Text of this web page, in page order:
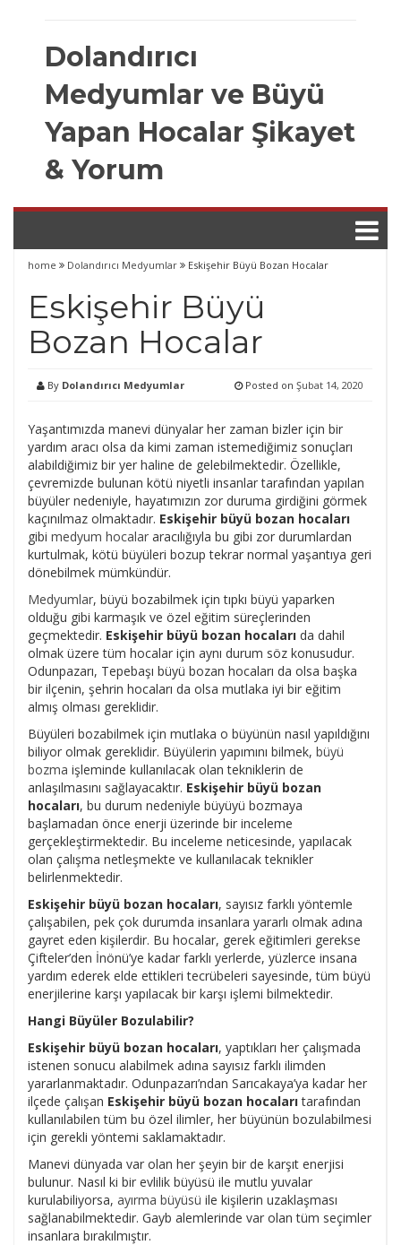
Dolandırıcı
Medyumlar ve Büyü
Yapan Hocalar Şikayet
& Yorum
home Dolandırıcı Medyumlar Eskişehir Büyü Bozan Hocalar
Eskişehir Büyü
Bozan Hocalar
By Dolandırıcı Medyumlar Posted on Şubat 14, 2020
Yaşantımızda manevi dünyalar her zaman bizler için bir
yardım aracı olsa da kimi zaman istemediğimiz sonuçları
alabildiğimiz bir yer haline de gelebilmektedir. Özellikle,
çevremizde bulunan kötü niyetli insanlar tarafından yapılan
büyüler nedeniyle, hayatımızın zor duruma girdiğini görmek
kaçınılmaz olmaktadır. Eskişehir büyü bozan hocaları
gibi medyum hocalar aracılığıyla bu gibi zor durumlardan
kurtulmak, kötü büyüleri bozup tekrar normal yaşantıya geri
dönebilmek mümkündür.
Medyumlar, büyü bozabilmek için tıpkı büyü yaparken
olduğu gibi karmaşık ve özel eğitim süreçlerinden
geçmektedir. Eskişehir büyü bozan hocaları da dahil
olmak üzere tüm hocalar için aynı durum söz konusudur.
Odunpazarı, Tepebaşı büyü bozan hocaları da olsa başka
bir ilçenin, şehrin hocaları da olsa mutlaka iyi bir eğitim
almış olması gereklidir.
Büyüleri bozabilmek için mutlaka o büyünün nasıl yapıldığını
biliyor olmak gereklidir. Büyülerin yapımını bilmek, büyü
bozma işleminde kullanılacak olan tekniklerin de
anlaşılmasını sağlayacaktır. Eskişehir büyü bozan
hocaları, bu durum nedeniyle büyüyü bozmaya
başlamadan önce enerji üzerinde bir inceleme
gerçekleştirmektedir. Bu inceleme neticesinde, yapılacak
olan çalışma netleşmekte ve kullanılacak teknikler
belirlenmektedir.
Eskişehir büyü bozan hocaları, sayısız farklı yöntemle
çalışabilen, pek çok durumda insanlara yararlı olmak adına
gayret eden kişilerdir. Bu hocalar, gerek eğitimleri gerekse
Çifteler’den İnönü’ye kadar farklı yerlerde, yüzlerce insana
yardım ederek elde ettikleri tecrübeleri sayesinde, tüm büyü
enerjilerine karşı yapılacak bir karşı işlemi bilmektedir.
Hangi Büyüler Bozulabilir?
Eskişehir büyü bozan hocaları, yaptıkları her çalışmada
istenen sonucu alabilmek adına sayısız farklı ilimden
yararlanmaktadır. Odunpazarı’ndan Sarıcakaya’ya kadar her
ilçede çalışan Eskişehir büyü bozan hocalarıtarafından
kullanılabilen tüm bu özel ilimler, her büyünün bozulabilmesi
için gerekli yöntemi saklamaktadır.
Manevi dünyada var olan her şeyin bir de karşıt enerjisi
bulunur. Nasıl ki bir evlilik büyüsü ile mutlu yuvalar
kurulabiliyorsa, ayırma büyüsü ile kişilerin uzaklaşması
sağlanabilmektedir. Gayb alemlerinde var olan tüm seçimler
insanlara bırakılmıştır.